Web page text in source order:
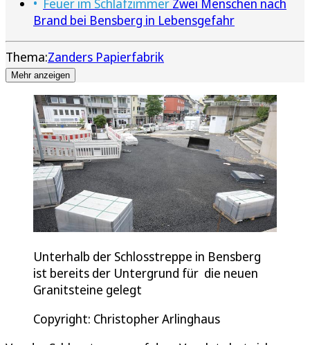
Brand bei Bensberg in Lebensgefahr
Thema:Zanders Papierfabrik
Mehr anzeigen
Unterhalb der Schlosstreppe in Bensberg
ist bereits der Untergrund für die neuen
Granitsteine gelegt
Copyright: Christopher Arlinghaus